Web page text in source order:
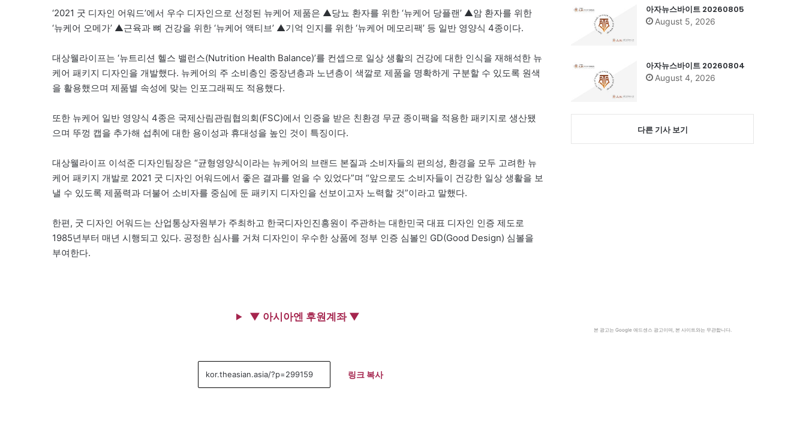
‘2021 굿 디자인 어워드’에서 우수 디자인으로 선정된 뉴케어 제품은 ▲당뇨 환자를 위한 ‘뉴케어 당플랜’ ▲암 환자를 위한
‘뉴케어 오메가’ ▲근육과 뼈 건강을 위한 ‘뉴케어 액티브’ ▲기억 인지를 위한 ‘뉴케어 메모리팩’ 등 일반 영양식 4종이다.
대상웰라이프는 ‘뉴트리션 헬스 밸런스(Nutrition Health Balance)’를 컨셉으로 일상 생활의 건강에 대한 인식을 재해석한 뉴
케어 패키지 디자인을 개발했다. 뉴케어의 주 소비층인 중장년층과 노년층이 색깔로 제품을 명확하게 구분할 수 있도록 원색
을 활용했으며 제품별 속성에 맞는 인포그래픽도 적용했다.
또한 뉴케어 일반 영양식 4종은 국제산림관림협의회(FSC)에서 인증을 받은 친환경 무균 종이팩을 적용한 패키지로 생산됐
으며 뚜껑 캡을 추가해 섭취에 대한 용이성과 휴대성을 높인 것이 특징이다.
대상웰라이프 이석준 디자인팀장은 “균형영양식이라는 뉴케어의 브랜드 본질과 소비자들의 편의성, 환경을 모두 고려한 뉴
케어 패키지 개발로 2021 굿 디자인 어워드에서 좋은 결과를 얻을 수 있었다”며 “앞으로도 소비자들이 건강한 일상 생활을 보
낼 수 있도록 제품력과 더불어 소비자를 중심에 둔 패키지 디자인을 선보이고자 노력할 것”이라고 말했다.
한편, 굿 디자인 어워드는 산업통상자원부가 주최하고 한국디자인진흥원이 주관하는 대한민국 대표 디자인 인증 제도로
1985년부터 매년 시행되고 있다. 공정한 심사를 거쳐 디자인이 우수한 상품에 정부 인증 심볼인 GD(Good Design) 심볼을
부여한다.
▼ 아시아엔 후원계좌 ▼
링크 복사
아자뉴스바이트 20260805
August 5, 2026
아자뉴스바이트 20260804
August 4, 2026
다른 기사 보기
본 광고는 Google 애드센스 광고이며, 본 사이트와는 무관합니다.